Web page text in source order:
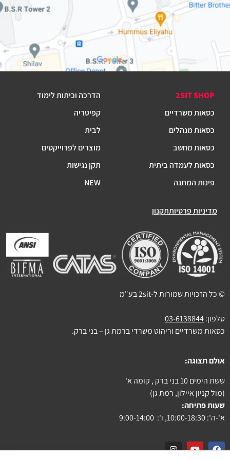
2SIT SHOP
כסאות משרדיים
כסאות מנהלים
כסאות מחשב
כסאות לעמדה ביתית
פינות המתנה
הדרכה וכיתות לימוד
קפיטריה
לבית
מוצרים לפרוייקטים
תקן נגישות
NEW
מדיניות פרטיותתקנון
© כל הזכויות שמורות ל-2sit בע"מ
טלפון:03-6138844
כסאות משרדיים וריהוט משרדי ברמת גן – בני ברק.
אולם תצוגה:
ששת הימים 10 בני ברק , קומה א'
(מול קניון איילון, רמת גן)
שעות פתיחה:
א'-ה': 10:00-18:30, ו': 9:00-14:00